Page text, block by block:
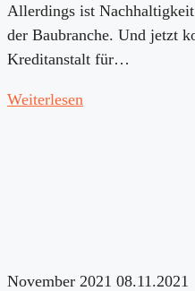
Allerdings ist
der Baubranche. Und jetzt
Kreditanstalt für…
Weiterlesen
November 2021 08.11.2021